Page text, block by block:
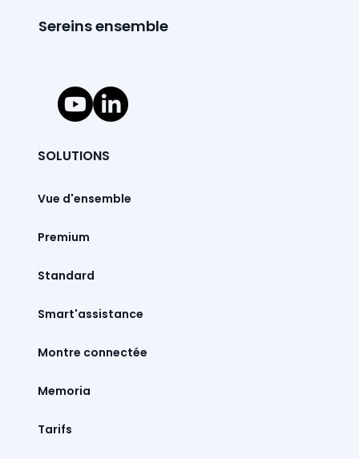
Sereins ensemble
SOLUTIONS
Vue d'ensemble
Premium
Standard
Smart'assistance
Montre connectée
Memoria
Tarifs